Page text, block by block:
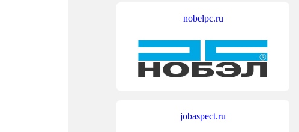
nobelpc.ru
jobaspect.ru